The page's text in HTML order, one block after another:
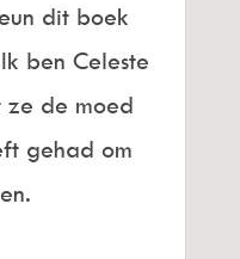
dit boek
ben Celeste
de moed
gehad om